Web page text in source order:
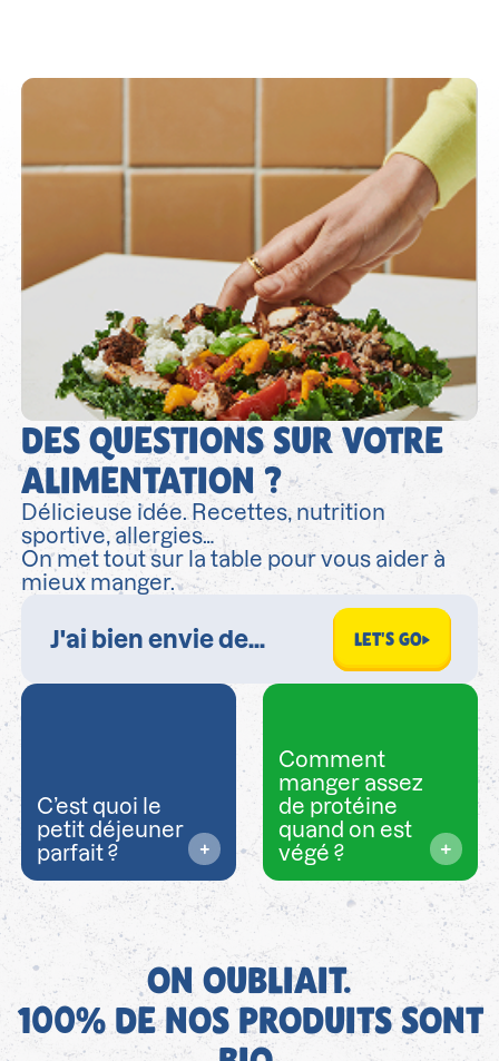
DES QUESTIONS SUR VOTRE
ALIMENTATION ?
Délicieuse idée. Recettes, nutrition
sportive, allergies…
On met tout sur la table pour vous aider à
mieux manger.
LET'S GO
C’est quoi le
petit déjeuner
parfait ?
Comment
manger assez
de protéine
quand on est
végé ?
ON OUBLIAIT.
100% DE NOS PRODUITS SONT